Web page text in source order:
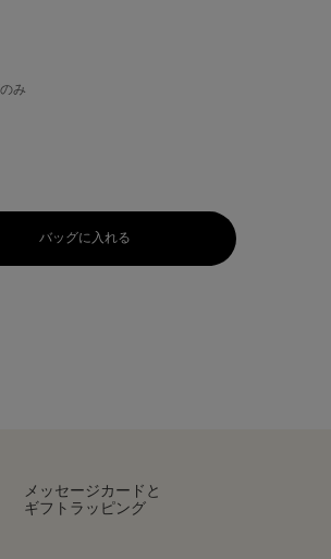
ミー フォーミング クレンザー
み
バッグに入れる リプラスティ ルコンストラクシ
メッセージカードと
ギフトラッピング